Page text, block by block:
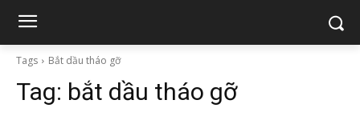
Tags Bắt dầu tháo gỡ
Tag: bắt dầu tháo gỡ